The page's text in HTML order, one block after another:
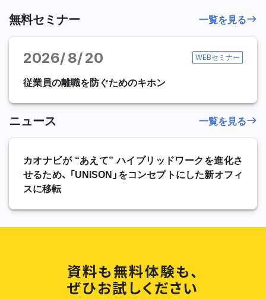
無料セミナー
2026 8 20 WEBセミナー
従業員の離職を防ぐためのキホン
一覧を見る
ニュース
カオナビが “あえて” ハイブリッドワークを進化さ
せるため、 「UNISON」をコンセプトにした新オフィ
スに移転
一覧を見る
資料も無料体験も、
ぜひお試しください